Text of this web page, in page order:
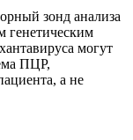
зонд анализа
генетическим
могут
ПЦР,
а не